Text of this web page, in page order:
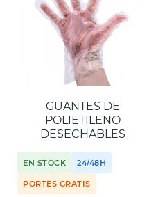
GUANTES DE
POLIETILENO
DESECHABLES
EN STOCK 24/48H
PORTES GRATIS